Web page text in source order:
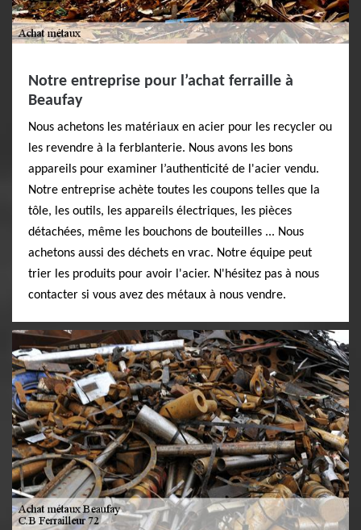
Notre entreprise pour l’achat ferraille à
Beaufay
Nous achetons les matériaux en acier pour les recycler ou
les revendre à la ferblanterie. Nous avons les bons
appareils pour examiner l’authenticité de l'acier vendu.
Notre entreprise achète toutes les coupons telles que la
tôle, les outils, les appareils électriques, les pièces
détachées, même les bouchons de bouteilles ... Nous
achetons aussi des déchets en vrac. Notre équipe peut
trier les produits pour avoir l'acier. N'hésitez pas à nous
contacter si vous avez des métaux à nous vendre.